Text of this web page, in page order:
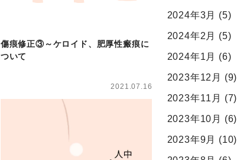
傷痕修正③～ケロイド、肥厚性瘢痕に
ついて
2021.07.16
2024年3月 (5)
2024年2月 (5)
2024年1月 (6)
2023年12月 (9)
2023年11月 (7)
2023年10月 (6)
2023年9月 (10)